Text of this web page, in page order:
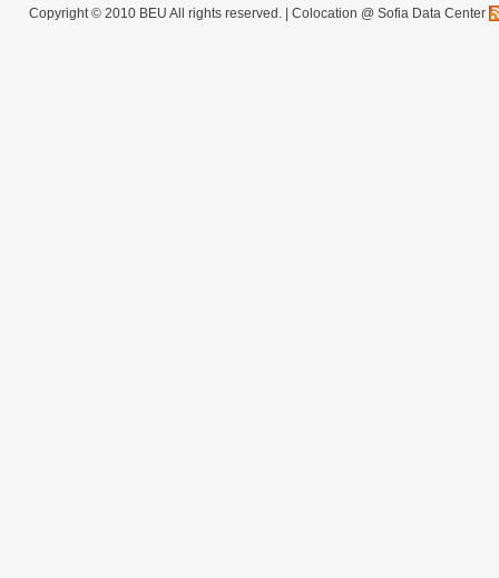
Copyright © 2010 BEU All rights reserved. | Colocation @ Sofia Data Center